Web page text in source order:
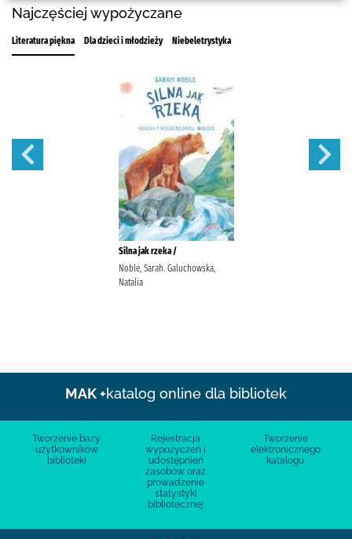
Najczęściej wypożyczane
Literatura piękna Dla dzieci i młodzieży Niebeletrystyka
Silna jak rzeka /
Noble, Sarah. Galuchowska,
Natalia
MAK +katalog online dla bibliotek
Tworzenie bazy
użytkowników
biblioteki
Rejestracja
wypożyczeń i
udostępnień
zasobów oraz
prowadzenie
statystyki
bibliotecznej
Tworzenie
elektronicznego
katalogu